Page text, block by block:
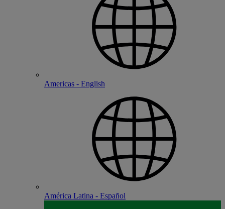
Americas - English
América Latina - Español